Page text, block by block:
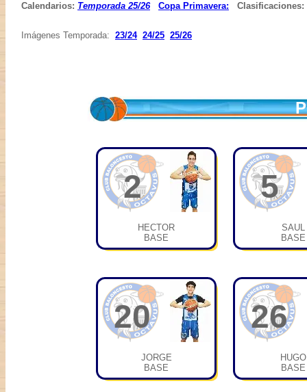
Calendarios: Temporada 25/26 Copa Primavera: Clasificaciones:
Imágenes Temporada: 23/24 24/25 25/26
2
HECTOR
BASE
5
SAUL
BASE
20
JORGE
BASE
26
HUGO
BASE